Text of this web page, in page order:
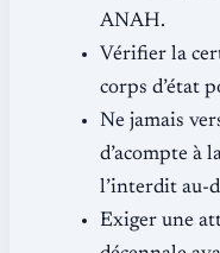
ANAH.
Vérifier la
corps d’état
Ne jamais
d’acompte à
l’interdit au-
Exiger une